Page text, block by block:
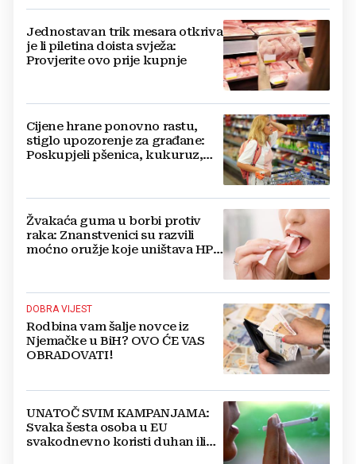
Jednostavan trik mesara otkriva
je li piletina doista svježa:
Provjerite ovo prije kupnje
Cijene hrane ponovno rastu,
stiglo upozorenje za građane:
Poskupjeli pšenica, kukuruz,
Žvakaća guma u borbi protiv
raka: Znanstvenici su razvili
moćno oružje koje uništava HPV
DOBRA VIJEST
Rodbina vam šalje novce iz
Njemačke u BiH? OVO ĆE VAS
OBRADOVATI!
UNATOČ SVIM KAMPANJAMA:
Svaka šesta osoba u EU
svakodnevno koristi duhan ili